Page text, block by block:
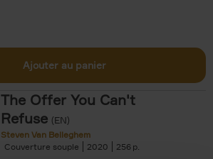
Ajouter au panier
The Offer You Can't
Refuse (EN)
Steven Van Belleghem
Couverture souple
2020 256